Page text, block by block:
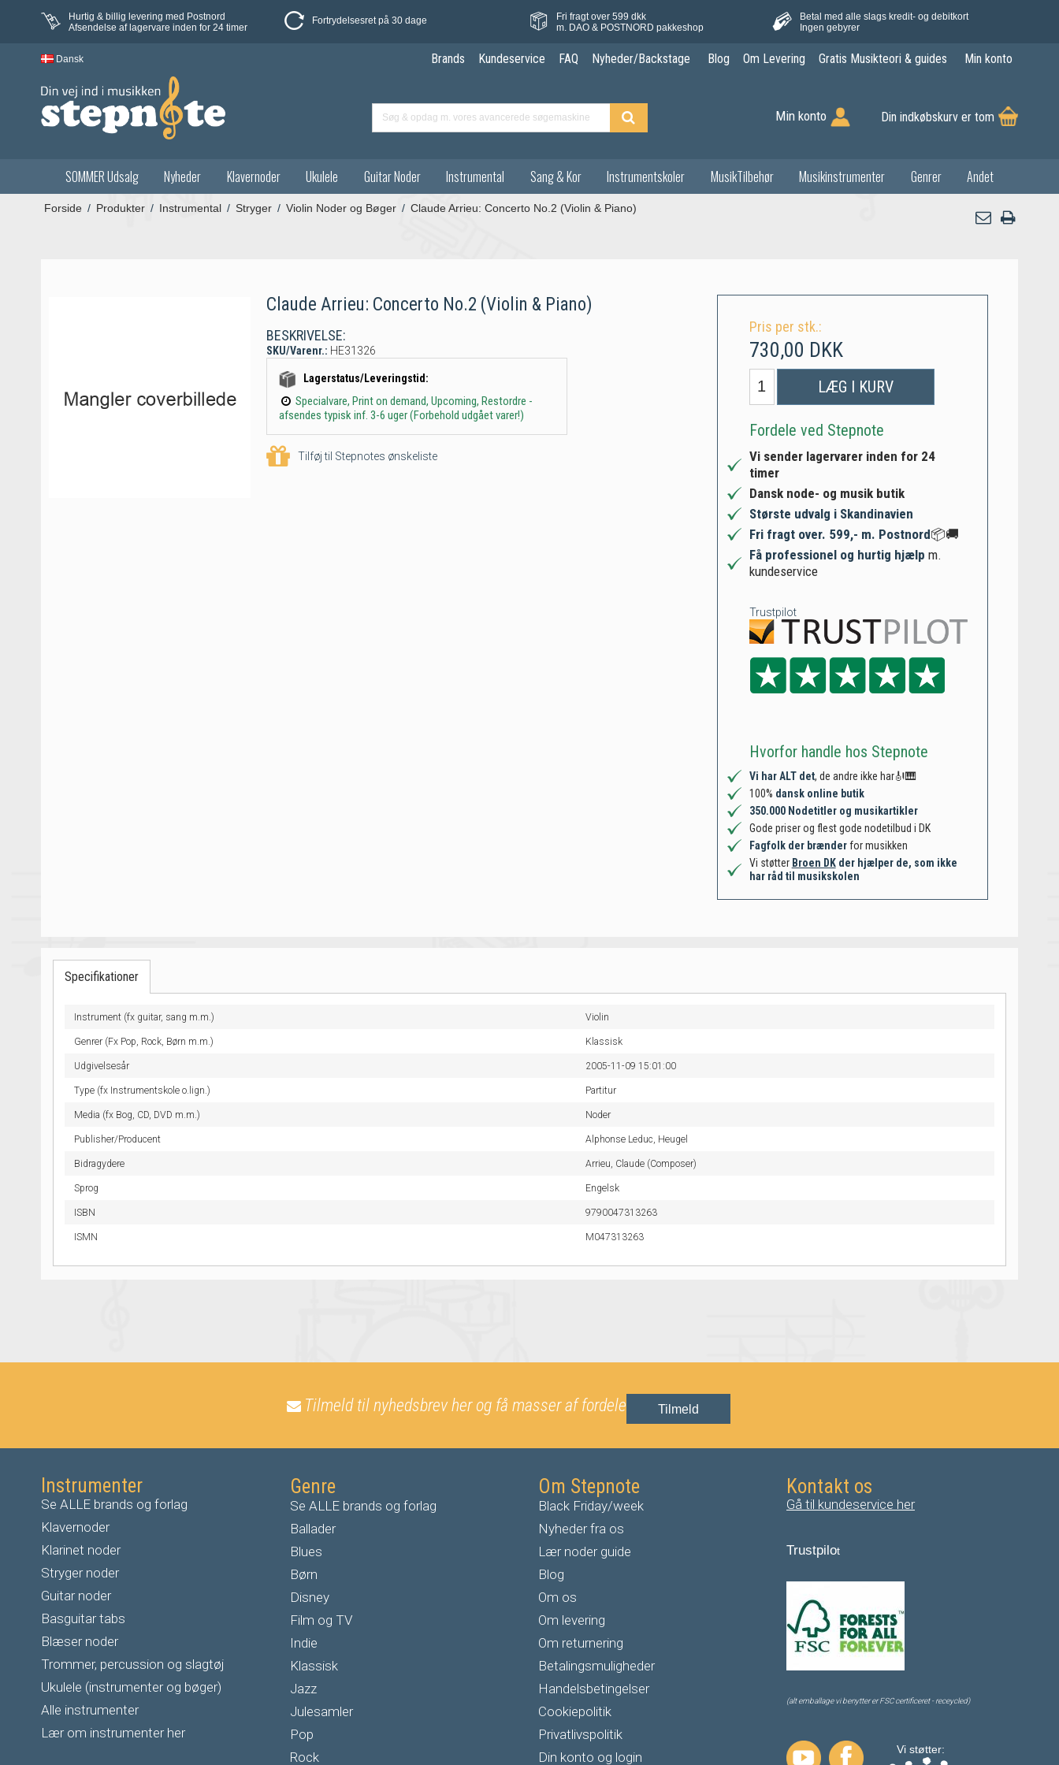
Hurtig & billig levering med Postnord
Afsendelse af lagervare inden for 24 timer
Fortrydelsesret på 30 dage
Fri fragt over 599 dkk
m. DAO & POSTNORD pakkeshop
Betal med alle slags kredit- og debitkort
Ingen gebyrer
Dansk Brands Kundeservice FAQ Nyheder/Backstage Blog Om Levering Gratis Musikteori & guides Min konto
Min konto Din indkøbskurv er tom
SOMMER Udsalg Nyheder Klavernoder Ukulele Guitar Noder Instrumental Sang & Kor Instrumentskoler MusikTilbehør Musikinstrumenter Genrer Andet
Forside / Produkter / Instrumental / Stryger / Violin Noder og Bøger / Claude Arrieu: Concerto No.2 (Violin & Piano)
Claude Arrieu: Concerto No.2 (Violin & Piano)
BESKRIVELSE:
SKU/Varenr.: HE31326
Lagerstatus/Leveringstid:
Specialvare, Print on demand, Upcoming, Restordre -
afsendes typisk inf. 3-6 uger (Forbehold udgået varer!)
Tilføj til Stepnotes ønskeliste
Pris per stk.:
730,00 DKK
LÆG I KURV
Fordele ved Stepnote
Vi sender lagervarer inden for 24
timer
Dansk node- og musik butik
Største udvalg i Skandinavien
Fri fragt over. 599,- m. Postnord📦🚚
Få professionel og hurtig hjælp m.
kundeservice
Trustpilot
Hvorfor handle hos Stepnote
Vi har ALT det, de andre ikke har🎻🎹
100% dansk online butik
350.000 Nodetitler og musikartikler
Gode priser og flest gode nodetilbud i DK
Fagfolk der brænderfor musikken
Vi støtter Broen DKder hjælper de, som ikke
har råd til musikskolen
Specifikationer
Instrument (fx guitar, sang m.m.) Violin
Genrer (Fx Pop, Rock, Børn m.m.) Klassisk
Udgivelsesår 2005-11-09 15:01:00
Type (fx Instrumentskole o.lign.) Partitur
Media (fx Bog, CD, DVD m.m.) Noder
Publisher/Producent Alphonse Leduc, Heugel
Bidragydere Arrieu, Claude (Composer)
Sprog Engelsk
ISBN 9790047313263
ISMN M047313263
Tilmeld til nyhedsbrev her og få masser af fordele Tilmeld
Instrumenter
Se ALLE brands og forlag
Klavernoder
Klarinet noder
Stryger noder
Guitar noder
Basguitar tabs
Blæser noder
Trommer, percussion og slagtøj
Ukulele (instrumenter og bøger)
Alle instrumenter
Lær om instrumenter her
Genre
Se ALLE brands og forlag
Ballader
Blues
Børn
Disney
Film og TV
Indie
Klassisk
Jazz
Julesamler
Pop
Rock
Om Stepnote
Black Friday/week
Nyheder fra os
Lær noder guide
Blog
Om os
Om levering
Om returnering
Betalingsmuligheder
Handelsbetingelser
Cookiepolitik
Privatlivspolitik
Din konto og login
Kontakt os
Gå til kundeservice her
Trustpilot
(alt emballage vi benytter er FSC certificeret - receycled)
Vi støtter: